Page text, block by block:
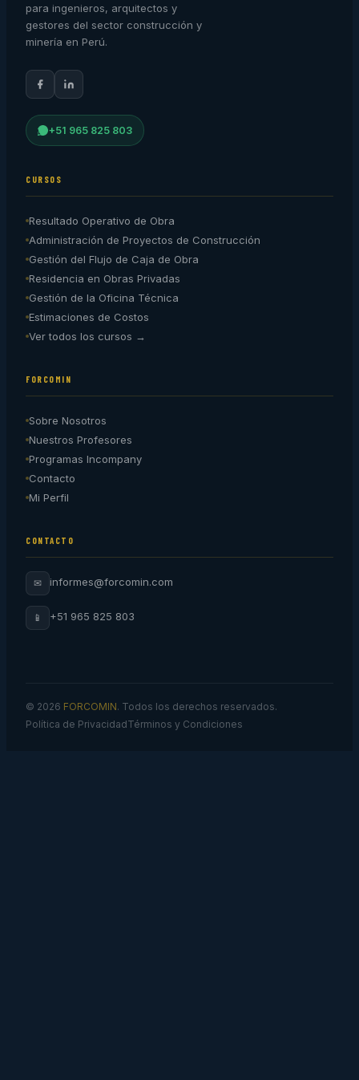
para ingenieros, arquitectos y
gestores del sector construcción y
minería en Perú.
+51 965 825 803
CURSOS
Resultado Operativo de Obra
Administración de Proyectos de Construcción
Gestión del Flujo de Caja de Obra
Residencia en Obras Privadas
Gestión de la Oficina Técnica
Estimaciones de Costos
Ver todos los cursos →
FORCOMIN
Sobre Nosotros
Nuestros Profesores
Programas Incompany
Contacto
Mi Perfil
CONTACTO
✉ informes@forcomin.com
📱 +51 965 825 803
© 2026 FORCOMIN. Todos los derechos reservados.
Política de PrivacidadTérminos y Condiciones